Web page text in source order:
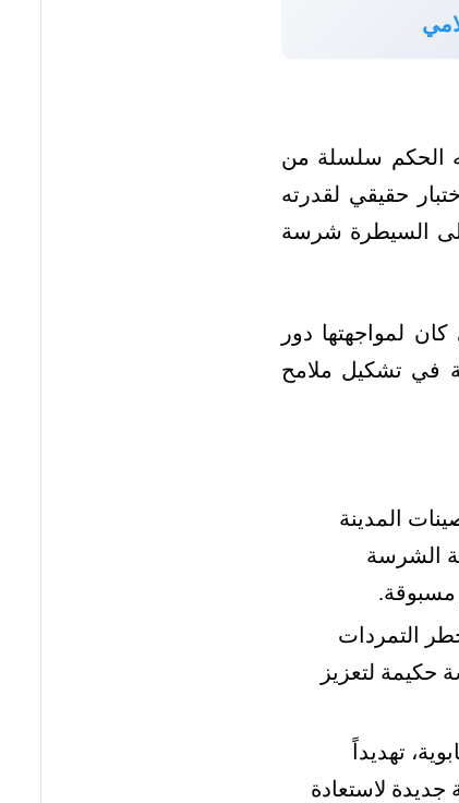
الحكم سلسلة من
حقيقي لقدرته
على السيطرة شرسة
لمواجهتها دور
في تشكيل ملامح
المدينة
الشرسة
مسبوقة.
التمردات
حكيمة لتعزيز
تهديداً
لاستعادة